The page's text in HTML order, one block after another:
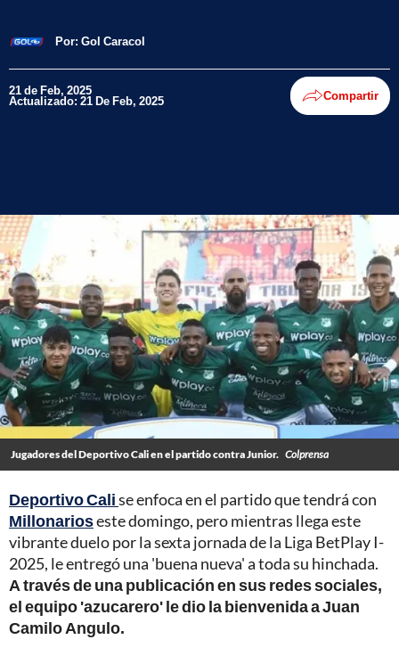
Por: Gol Caracol
21 de Feb, 2025
Actualizado: 21 De Feb, 2025 Compartir
Jugadores del Deportivo Cali en el partido contra Junior. Colprensa
Deportivo Calise enfoca en el partido que tendrá con
Millonarioseste domingo, pero mientras llega este
vibrante duelo por la sexta jornada de la Liga BetPlay I-
2025, le entregó una 'buena nueva' a toda su hinchada.
A través de una publicación en sus redes sociales,
el equipo 'azucarero' le dio la bienvenida a Juan
Camilo Angulo.